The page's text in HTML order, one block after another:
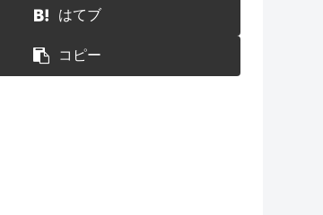
はてブ
コピー